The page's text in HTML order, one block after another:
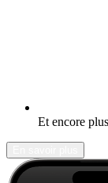
Et encore